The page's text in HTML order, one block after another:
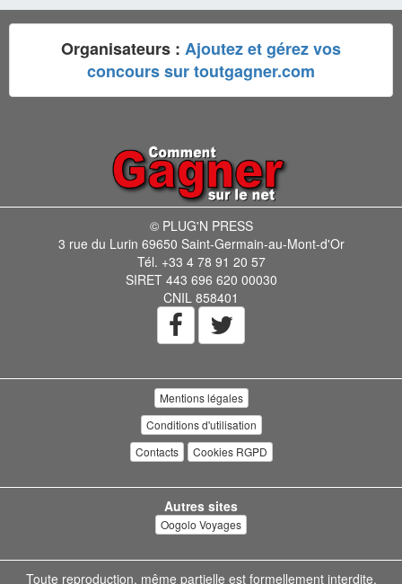
Organisateurs : Ajoutez et gérez vos
concours sur toutgagner.com
© PLUG'N PRESS
3 rue du Lurin 69650 Saint-Germain-au-Mont-d'Or
Tél. +33 4 78 91 20 57
SIRET 443 696 620 00030
CNIL 858401
Mentions légales
Conditions d'utilisation
Contacts
Cookies RGPD
Autres sites
Oogolo Voyages
Toute reproduction, même partielle est formellement interdite.